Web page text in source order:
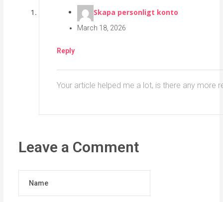
Skapa personligt konto
March 18, 2026
Reply
Your article helped me a lot, is there any more
Leave a Comment